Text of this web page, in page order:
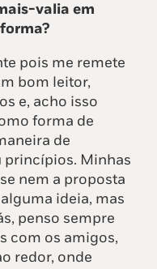
valia em
pois me remete
bom leitor,
e, acho isso
forma de
de
princípios. Minhas
nem a proposta
ideia, mas
penso sempre
com os amigos,
redor, onde